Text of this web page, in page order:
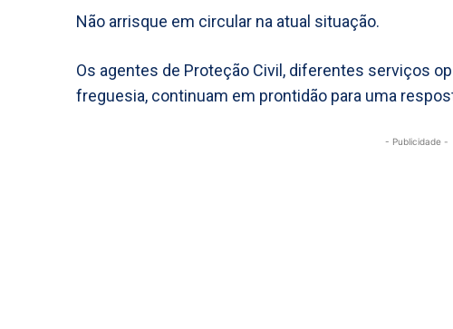
Não arrisque em circular na atual situação.
Os agentes de Proteção Civil, diferentes serviços
freguesia, continuam em prontidão para uma
- Publicidade -